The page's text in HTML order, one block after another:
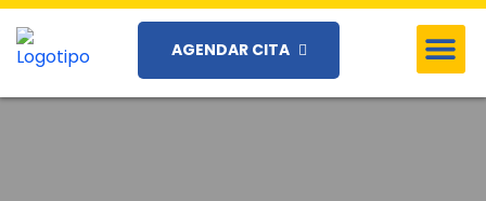
AGENDAR CITA